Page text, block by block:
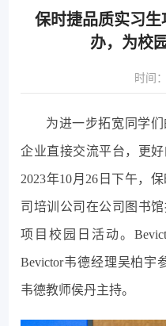
保时捷品质实习
办，为校
时间
为进一步拓宽同学
企业直接交流平台，更
2023年10月26日下午，
司培训公司在公司图书
项目校园日活动。
Bevictor韦德经理吴柏宇
韦德教师侯丹主持。